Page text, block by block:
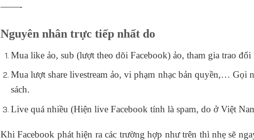
——-
Nguyên nhân trực tiếp nhất do
Mua like ảo, sub (lượt theo dõi Facebook) ảo, tham gia trao
Mua lượt share livestream ảo, vi phạm nhạc bản quyền,… Gọi
sách.
Live quá nhiều (Hiện live Facebook tính là spam, do ở Việt
Khi Facebook phát hiện ra các trường hợp như trên thì nhẹ sẽ